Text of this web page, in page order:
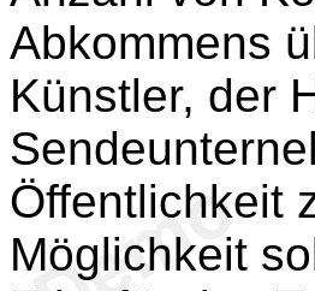
Abkommens
Künstler, der
Öffentlichkeit
Möglichkeit